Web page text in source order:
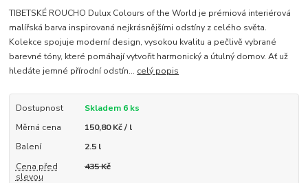
TIBETSKÉ ROUCHO Dulux Colours of the World je prémiová interiérová
malířská barva inspirovaná nejkrásnějšími odstíny z celého světa.
Kolekce spojuje moderní design, vysokou kvalitu a pečlivě vybrané
barevné tóny, které pomáhají vytvořit harmonický a útulný domov. Ať už
hledáte jemné přírodní odstín... celý popis
Dostupnost
Skladem 6 ks
Měrná cena
150,80 Kč / l
Balení
2.5 l
Cena před
slevou
435 Kč